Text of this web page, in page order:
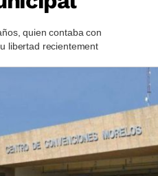
quien contaba con
libertad recientement